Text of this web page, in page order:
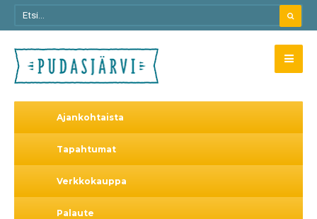
Ajankohtaista
Tapahtumat
Verkkokauppa
Palaute